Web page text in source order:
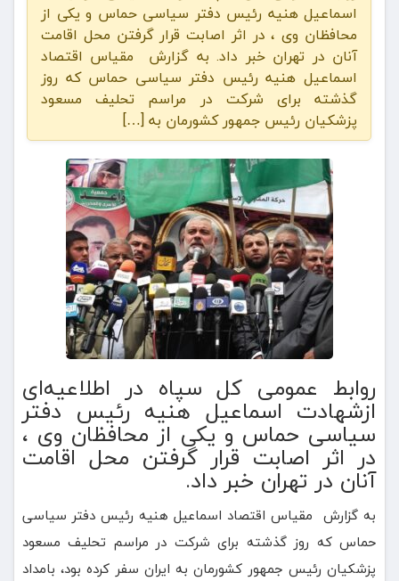
اسماعیل هنیه رئیس دفتر سیاسی حماس و یکی از
محافظان وی ، در اثر اصابت قرار گرفتن محل اقامت
آنان در تهران خبر داد. به گزارش مقیاس اقتصاد
اسماعیل هنیه رئیس دفتر سیاسی حماس که روز
گذشته برای شرکت در مراسم تحلیف مسعود
پزشکیان رئیس جمهور کشورمان به […]
روابط عمومی کل سپاه در اطلاعیه‌ای
ازشهادت اسماعیل هنیه رئیس دفتر
سیاسی حماس و یکی از محافظان وی ،
در اثر اصابت قرار گرفتن محل اقامت
آنان در تهران خبر داد.
به گزارش مقیاس اقتصاد اسماعیل هنیه رئیس دفتر سیاسی
حماس که روز گذشته برای شرکت در مراسم تحلیف مسعود
پزشکیان رئیس جمهور کشورمان به ایران سفر کرده بود، بامداد